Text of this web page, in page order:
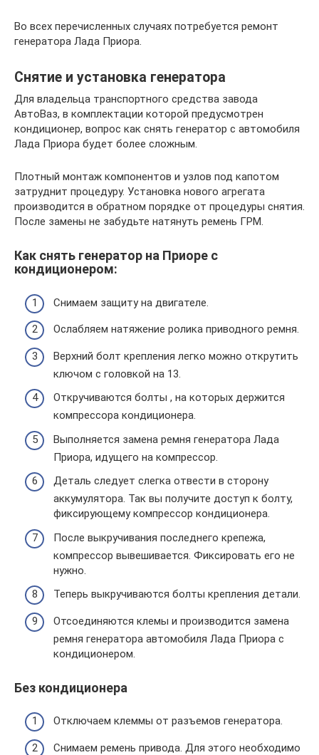
Во всех перечисленных случаях потребуется ремонт
генератора Лада Приора.
Снятие и установка генератора
Для владельца транспортного средства завода
АвтоВаз, в комплектации которой предусмотрен
кондиционер, вопрос как снять генератор с автомобиля
Лада Приора будет более сложным.
Плотный монтаж компонентов и узлов под капотом
затруднит процедуру. Установка нового агрегата
производится в обратном порядке от процедуры снятия.
После замены не забудьте натянуть ремень ГРМ.
Как снять генератор на Приоре с
кондиционером:
Снимаем защиту на двигателе.
Ослабляем натяжение ролика приводного ремня.
Верхний болт крепления легко можно открутить
ключом с головкой на 13.
Откручиваются болты , на которых держится
компрессора кондиционера.
Выполняется замена ремня генератора Лада
Приора, идущего на компрессор.
Деталь следует слегка отвести в сторону
аккумулятора. Так вы получите доступ к болту,
фиксирующему компрессор кондиционера.
После выкручивания последнего крепежа,
компрессор вывешивается. Фиксировать его не
нужно.
Теперь выкручиваются болты крепления детали.
Отсоединяются клемы и производится замена
ремня генератора автомобиля Лада Приора с
кондиционером.
Без кондиционера
Отключаем клеммы от разъемов генератора.
Снимаем ремень привода. Для этого необходимо